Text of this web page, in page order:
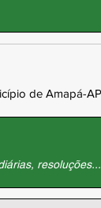
de Amapá-
resoluções...